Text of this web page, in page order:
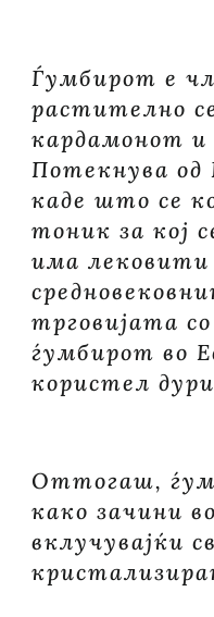
Ѓумбирот е
растително
кардамонот
Потекнува од
каде што се
тоник за кој
има лековити
трговијата
ѓумбирот во
користел
Оттогаш,
како зачини
вклучувајќи